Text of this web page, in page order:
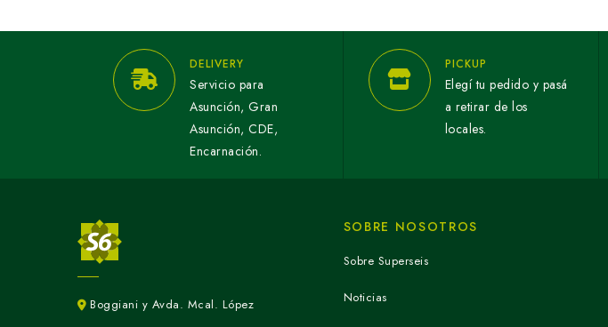
DELIVERY
Servicio para
Asunción, Gran
Asunción, CDE,
Encarnación.
PICKUP
Elegí tu pedido y pasá
a retirar de los
locales.
Boggiani y Avda. Mcal. López
SOBRE NOSOTROS
Sobre Superseis
Noticias